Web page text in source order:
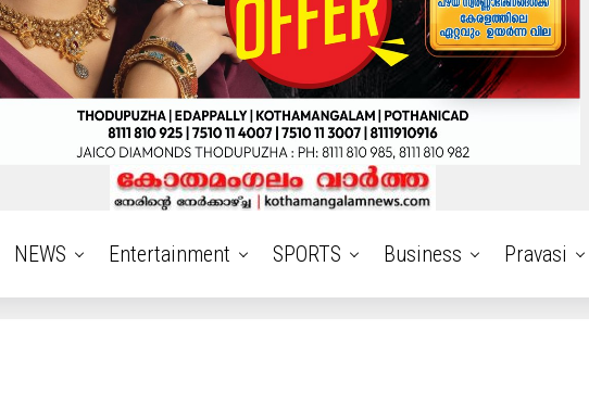
NEWS Entertainment SPORTS Business Pravasi